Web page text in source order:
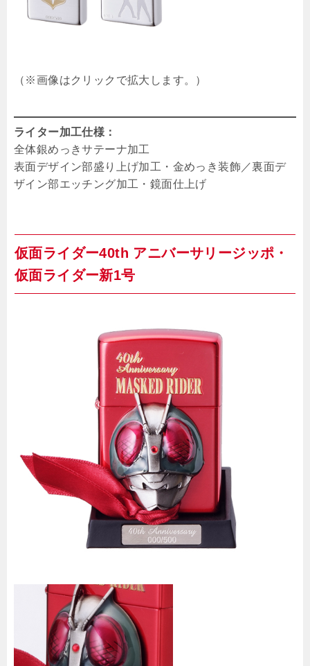
（※画像はクリックで拡大します。）
ライター加工仕様：
全体銀めっきサテーナ加工
表面デザイン部盛り上げ加工・金めっき装飾／裏面デ
ザイン部エッチング加工・鏡面仕上げ
仮面ライダー40th アニバーサリージッポ・
仮面ライダー新1号